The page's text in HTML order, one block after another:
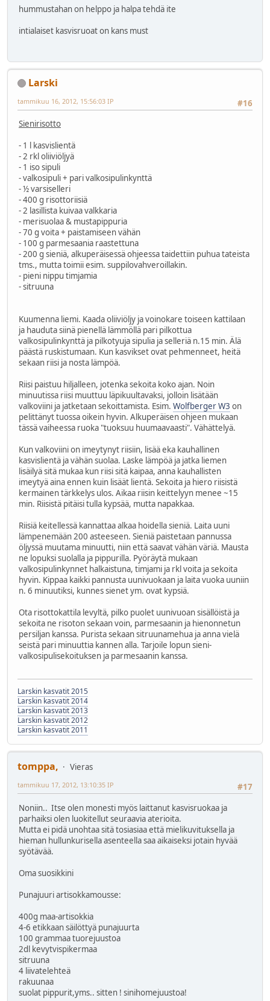
hummustahan on helppo ja halpa tehdä ite
intialaiset kasvisruoat on kans must
Larski
#16
tammikuu 16, 2012, 15:56:03 IP
Sienirisotto
- 1 l kasvislientä
- 2 rkl oliiviöljyä
- 1 iso sipuli
- valkosipuli + pari valkosipulinkynttä
- ½ varsiselleri
- 400 g risottoriisiä
- 2 lasillista kuivaa valkkaria
- merisuolaa & mustapippuria
- 70 g voita + paistamiseen vähän
- 100 g parmesaania raastettuna
- 200 g sieniä, alkuperäisessä ohjeessa taidettiin puhua tateista
tms., mutta toimii esim. suppilovahveroillakin.
- pieni nippu timjamia
- sitruuna
Kuumenna liemi. Kaada oliiviöljy ja voinokare toiseen kattilaan
ja hauduta siinä pienellä lämmöllä pari pilkottua
valkosipulinkynttä ja pilkotyuja sipulia ja selleriä n.15 min. Älä
päästä ruskistumaan. Kun kasvikset ovat pehmenneet, heitä
sekaan riisi ja nosta lämpöä.
Riisi paistuu hiljalleen, jotenka sekoita koko ajan. Noin
minuutissa riisi muuttuu läpikuultavaksi, jolloin lisätään
valkoviini ja jatketaan sekoittamista. Esim. Wolfberger W3 on
pelittänyt tuossa oikein hyvin. Alkuperäisen ohjeen mukaan
tässä vaiheessa ruoka "tuoksuu huumaavaasti". Vähättelyä.
Kun valkoviini on imeytynyt riisiin, lisää eka kauhallinen
kasvislientä ja vähän suolaa. Laske lämpöä ja jatka liemen
lisäilyä sitä mukaa kun riisi sitä kaipaa, anna kauhallisten
imeytyä aina ennen kuin lisäät lientä. Sekoita ja hiero riisistä
kermainen tärkkelys ulos. Aikaa riisin keittelyyn menee ~15
min. Riisistä pitäisi tulla kypsää, mutta napakkaa.
Riisiä keitellessä kannattaa alkaa hoidella sieniä. Laita uuni
lämpenemään 200 asteeseen. Sieniä paistetaan pannussa
öljyssä muutama minuutti, niin että saavat vähän väriä. Mausta
ne lopuksi suolalla ja pippurilla. Pyöräytä mukaan
valkosipulinkynnet halkaistuna, timjami ja rkl voita ja sekoita
hyvin. Kippaa kaikki pannusta uunivuokaan ja laita vuoka uuniin
n. 6 minuutiksi, kunnes sienet ym. ovat kypsiä.
Ota risottokattila levyltä, pilko puolet uunivuoan sisällöistä ja
sekoita ne risoton sekaan voin, parmesaanin ja hienonnetun
persiljan kanssa. Purista sekaan sitruunamehua ja anna vielä
seistä pari minuuttia kannen alla. Tarjoile lopun sieni-
valkosipulisekoituksen ja parmesaanin kanssa.
Larskin kasvatit 2015
Larskin kasvatit 2014
Larskin kasvatit 2013
Larskin kasvatit 2012
Larskin kasvatit 2011
tomppa,
Vieras
#17
tammikuu 17, 2012, 13:10:35 IP
Noniin.. Itse olen monesti myös laittanut kasvisruokaa ja
parhaiksi olen luokitellut seuraavia aterioita.
Mutta ei pidä unohtaa sitä tosiasiaa että mielikuvituksella ja
hieman hullunkurisella asenteella saa aikaiseksi jotain hyvää
syötävää.
Oma suosikkini
Punajuuri artisokkamousse:
400g maa-artisokkia
4-6 etikkaan säilöttyä punajuurta
100 grammaa tuorejuustoa
2dl kevytvispikermaa
sitruuna
4 liivatelehteä
rakuunaa
suolat pippurit,yms.. sitten ! sinihomejuustoa!